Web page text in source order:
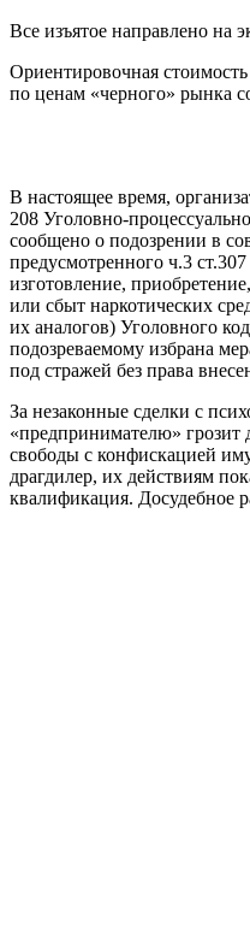
Все изъятое направлено на
Ориентировочная
по ценам «черного» рынка
В настоящее время,
208 Уголовно-
сообщено о подозрении в
предусмотренного ч.3
изготовление,
или сбыт наркотических
их аналогов) Уголовного
подозреваемому избрана
под стражей без права
За незаконные сделки с
«предпринимателю» грозит
свободы с конфискацией
драгдилер, их действиям
квалификация. Досудебное